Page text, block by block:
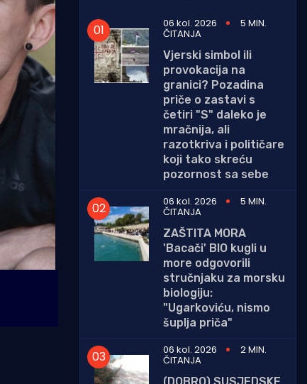
06 kol. 2026 5 MIN.
ČITANJA
Vjerski simbol ili
provokacija na
granici? Pozadina
priče o zastavi s
četiri "S" daleko je
mračnija, ali
razotkriva i političare
koji tako skreću
pozornost sa sebe
06 kol. 2026
5 MIN.
ČITANJA
ZAŠTITA MORA
'Bacači' BIO kugli u
more odgovorili
stručnjaku za morsku
biologiju:
"Ugarkoviću, nismo
šuplja priča"
06 kol. 2026
2 MIN.
ČITANJA
(DOBRO) SUSJEDSKE